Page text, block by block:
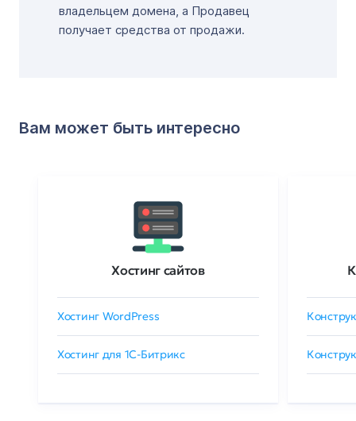
владельцем домена, а Продавец
получает средства от продажи.
Вам может быть интересно
Хостинг сайтов
Хостинг WordPress
Хостинг для 1C-Битрикс